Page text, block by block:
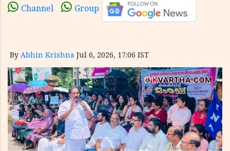
Channel Group
By Abhin Krishna Jul 6, 2026, 17:06 IST